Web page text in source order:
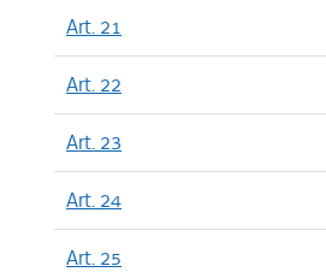
Art. 21
Art. 22
Art. 23
Art. 24
Art. 25